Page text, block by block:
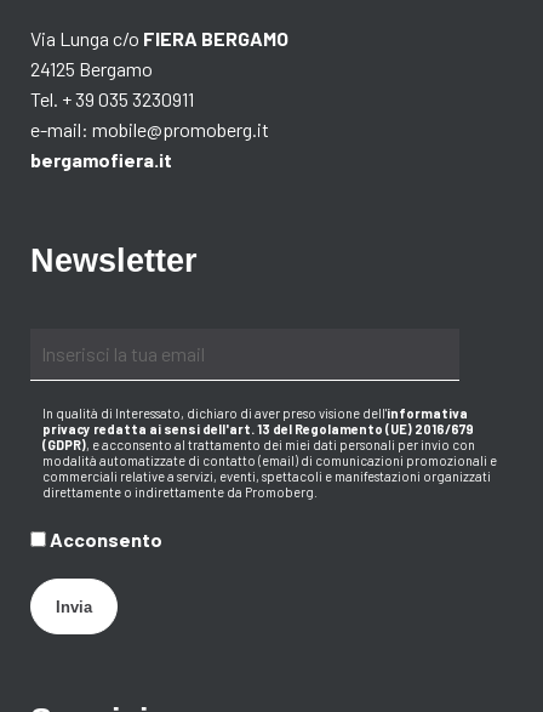
Via Lunga c/o FIERA BERGAMO
24125 Bergamo
Tel. + 39 035 3230911
e-mail: mobile@promoberg.it
bergamofiera.it
Newsletter
In qualità di Interessato, dichiaro di aver preso visione dell'informativa
privacy redatta ai sensi dell'art. 13 del Regolamento (UE) 2016/679
(GDPR), e acconsento al trattamento dei miei dati personali per invio con
modalità automatizzate di contatto (email) di comunicazioni promozionali e
commerciali relative a servizi, eventi, spettacoli e manifestazioni organizzati
direttamente o indirettamente da Promoberg.
Acconsento
Invia